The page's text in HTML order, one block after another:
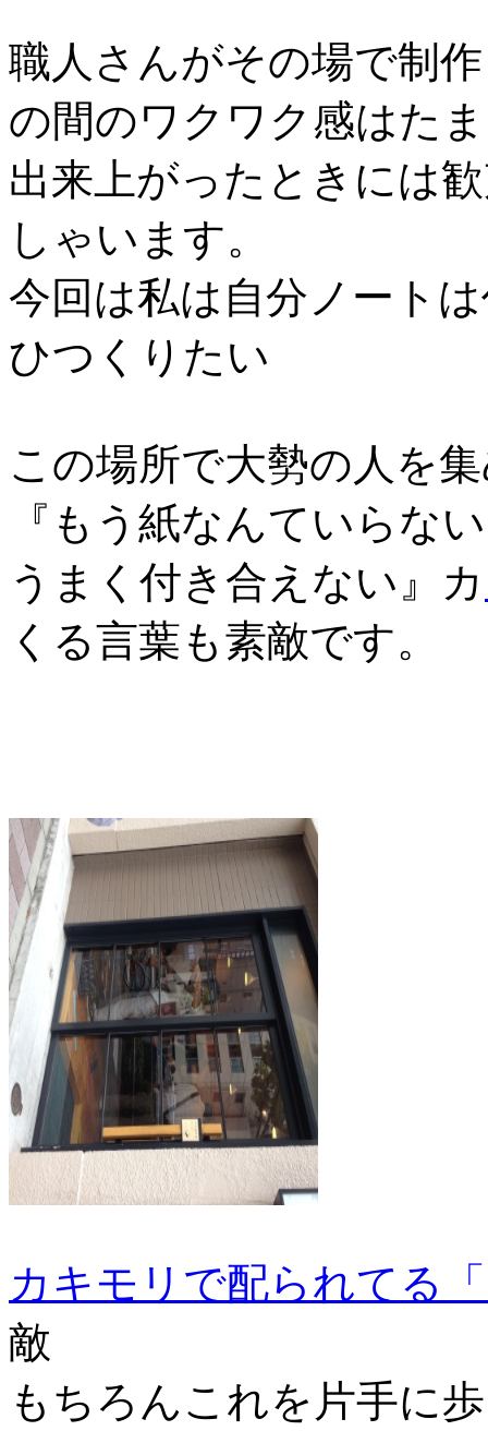
職人さんがその場で制
の間のワクワク感はた
出来上がったときには
しゃいます。
今回は私は自分ノート
ひつくりたい
この場所で大勢の人を
『もう紙なんていらな
うまく付き合えない』カ
くる言葉も素敵です。
カキモリで配られてる
敵
もちろんこれを片手に